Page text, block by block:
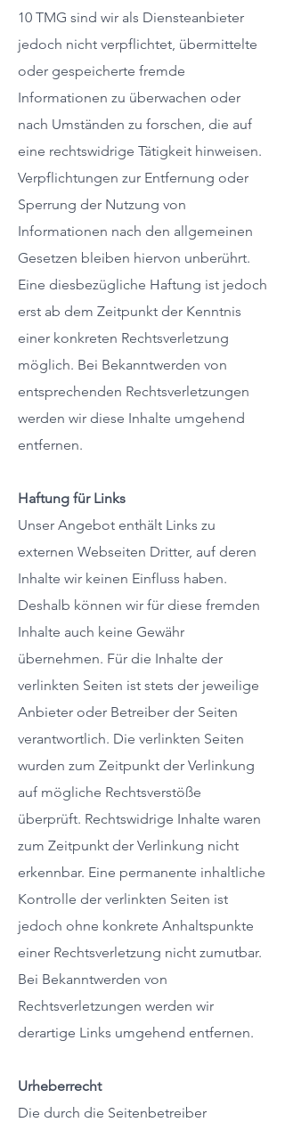
10 TMG sind wir als Diensteanbieter
jedoch nicht verpflichtet, übermittelte
oder gespeicherte fremde
Informationen zu überwachen oder
nach Umständen zu forschen, die auf
eine rechtswidrige Tätigkeit hinweisen.
Verpflichtungen zur Entfernung oder
Sperrung der Nutzung von
Informationen nach den allgemeinen
Gesetzen bleiben hiervon unberührt.
Eine diesbezügliche Haftung ist jedoch
erst ab dem Zeitpunkt der Kenntnis
einer konkreten Rechtsverletzung
möglich. Bei Bekanntwerden von
entsprechenden Rechtsverletzungen
werden wir diese Inhalte umgehend
entfernen.
Haftung für Links
Unser Angebot enthält Links zu
externen Webseiten Dritter, auf deren
Inhalte wir keinen Einfluss haben.
Deshalb können wir für diese fremden
Inhalte auch keine Gewähr
übernehmen. Für die Inhalte der
verlinkten Seiten ist stets der jeweilige
Anbieter oder Betreiber der Seiten
verantwortlich. Die verlinkten Seiten
wurden zum Zeitpunkt der Verlinkung
auf mögliche Rechtsverstöße
überprüft. Rechtswidrige Inhalte waren
zum Zeitpunkt der Verlinkung nicht
erkennbar. Eine permanente inhaltliche
Kontrolle der verlinkten Seiten ist
jedoch ohne konkrete Anhaltspunkte
einer Rechtsverletzung nicht zumutbar.
Bei Bekanntwerden von
Rechtsverletzungen werden wir
derartige Links umgehend entfernen.
Urheberrecht
Die durch die Seitenbetreiber